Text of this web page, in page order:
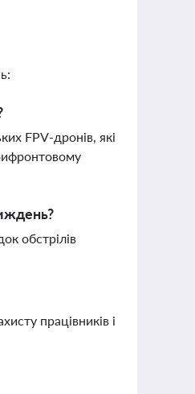
FPV-дронів, які
обстрілів
працівників і